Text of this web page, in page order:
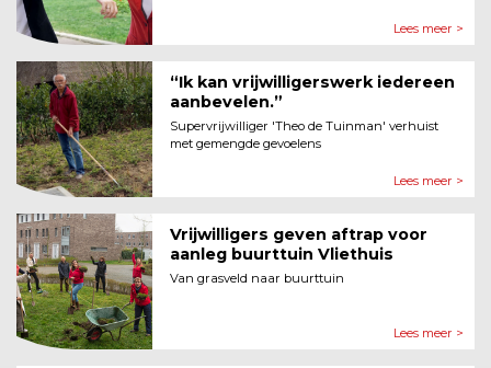
Lees meer >
“Ik kan vrijwilligerswerk iedereen
aanbevelen.”
Supervrijwilliger 'Theo de Tuinman' verhuist
met gemengde gevoelens
Lees meer >
Vrijwilligers geven aftrap voor
aanleg buurttuin Vliethuis
Van grasveld naar buurttuin
Lees meer >